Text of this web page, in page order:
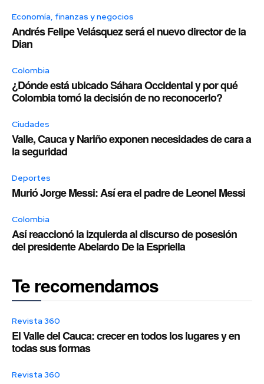
Economía, finanzas y negocios
Andrés Felipe Velásquez será el nuevo director de la
Dian
Colombia
¿Dónde está ubicado Sáhara Occidental y por qué
Colombia tomó la decisión de no reconocerlo?
Ciudades
Valle, Cauca y Nariño exponen necesidades de cara a
la seguridad
Deportes
Murió Jorge Messi: Así era el padre de Leonel Messi
Colombia
Así reaccionó la izquierda al discurso de posesión
del presidente Abelardo De la Espriella
Te recomendamos
Revista 360
El Valle del Cauca: crecer en todos los lugares y en
todas sus formas
Revista 360